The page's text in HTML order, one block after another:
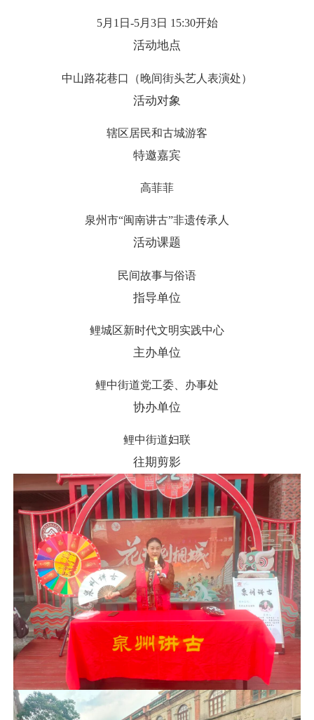
5月1日-5月3日 15:30开始
活动地点
中山路花巷口（晚间街头艺人表演处）
活动对象
辖区居民和古城游客
特邀嘉宾
高菲菲
泉州市“闽南讲古”非遗传承人
活动课题
民间故事与俗语
指导单位
鲤城区新时代文明实践中心
主办单位
鲤中街道党工委、办事处
协办单位
鲤中街道妇联
往期剪影